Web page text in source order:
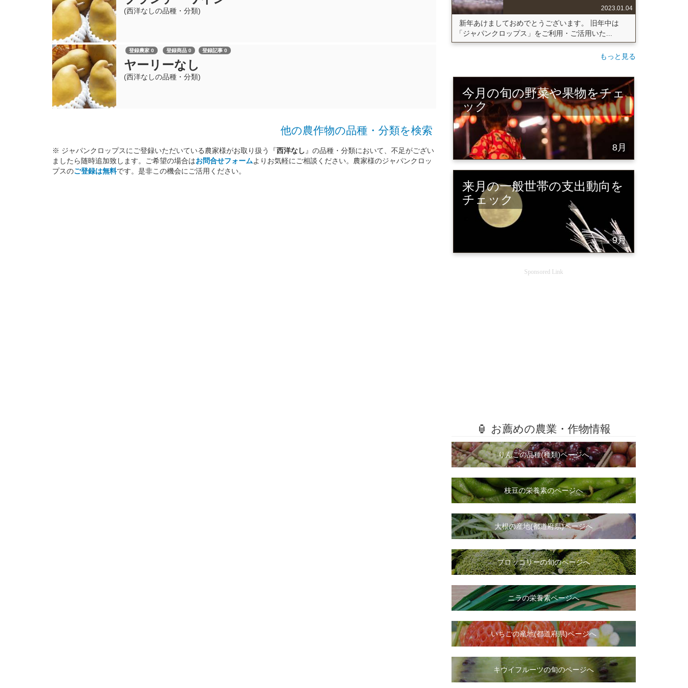
(西洋なしの品種・分類)
登録農家 0 登録商品 0 登録記事 0
ヤーリーなし
(西洋なしの品種・分類)
他の農作物の品種・分類を検索
※ ジャパンクロップスにご登録いただいている農家様がお取り扱う『西洋なし 』の品種・分類において、不足がござい
ましたら随時追加致します。ご希望の場合はお問合せフォームよりお気軽にご相談ください。農家様のジャパンクロッ
プスのご登録は無料です。是非この機会にご活用ください。
2023.01.04
新年あけましておめでとうございます。 旧年中は
「ジャパンクロップス」をご利用・ご活用いた...
もっと見る
今月の旬の野菜や果物をチェ
ック
8月
来月の一般世帯の支出動向を
チェック
9月
Sponsored Link
🏮 お薦めの農業・作物情報
りんごの品種(種類)ページへ
枝豆の栄養素のページへ
大根の産地(都道府県)ページへ
ブロッコリーの旬のページへ
ニラの栄養素ページへ
いちごの産地(都道府県)ページへ
キウイフルーツの旬のページへ